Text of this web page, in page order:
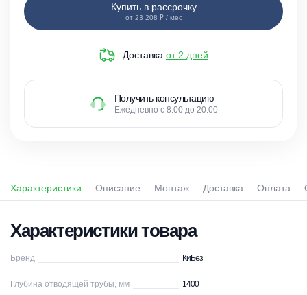
Купить в рассрочку
от 23 208 ₽ / мес
Доставка от 2 дней
Получить консультацию
Ежедневно с 8:00 до 20:00
Характеристики Описание Монтаж Доставка Оплата
Характеристики товара
Бренд КиБез
Глубина отводящей трубы, мм 1400